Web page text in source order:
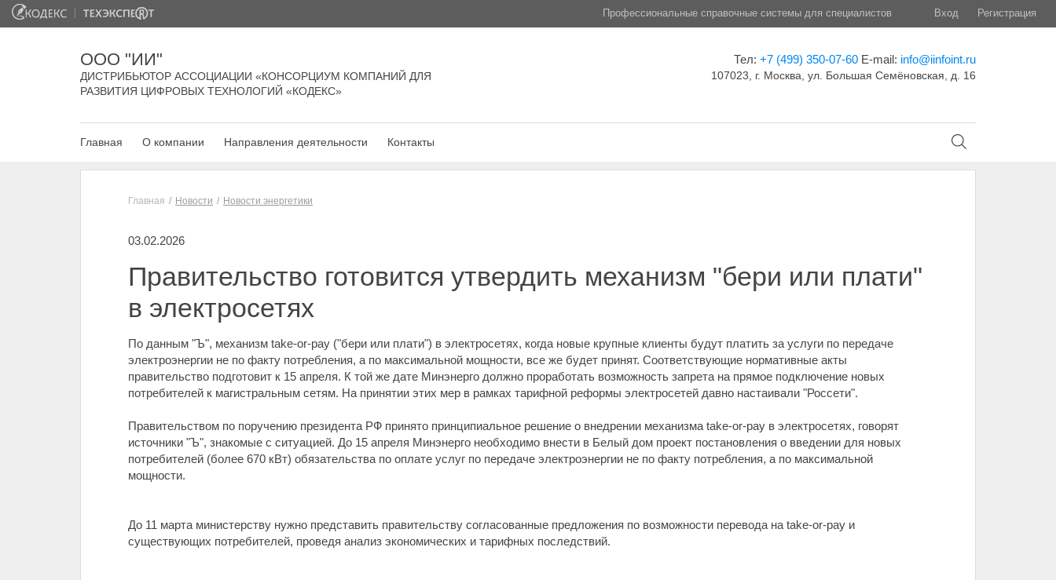
Профессиональные справочные системы для специалистов Вход Регистрация
ООО "ИИ"
ДИСТРИБЬЮТОР АССОЦИАЦИИ «КОНСОРЦИУМ КОМПАНИЙ ДЛЯ
РАЗВИТИЯ ЦИФРОВЫХ ТЕХНОЛОГИЙ «КОДЕКС»
Тел: +7 (499) 350-07-60 E-mail: info@iinfoint.ru
107023, г. Москва, ул. Большая Семёновская, д. 16
Главная О компании Направления деятельности Контакты
Главная Новости Новости энергетики
03.02.2026
Правительство готовится утвердить механизм "бери или плати"
в электросетях
По данным "Ъ", механизм take-or-pay ("бери или плати") в электросетях, когда новые крупные клиенты будут платить за услуги по передаче
электроэнергии не по факту потребления, а по максимальной мощности, все же будет принят. Соответствующие нормативные акты
правительство подготовит к 15 апреля. К той же дате Минэнерго должно проработать возможность запрета на прямое подключение новых
потребителей к магистральным сетям. На принятии этих мер в рамках тарифной реформы электросетей давно настаивали "Россети".
Правительством по поручению президента РФ принято принципиальное решение о внедрении механизма take-or-pay в электросетях, говорят
источники "Ъ", знакомые с ситуацией. До 15 апреля Минэнерго необходимо внести в Белый дом проект постановления о введении для новых
потребителей (более 670 кВт) обязательства по оплате услуг по передаче электроэнергии не по факту потребления, а по максимальной
мощности.
До 11 марта министерству нужно представить правительству согласованные предложения по возможности перевода на take-or-pay и
существующих потребителей, проведя анализ экономических и тарифных последствий.